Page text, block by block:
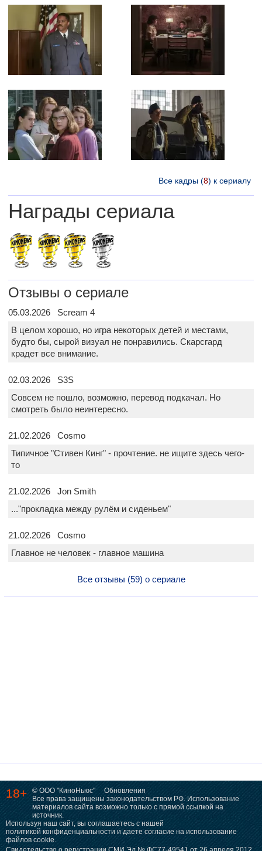
Все кадры (8) к сериалу
Награды сериала
Отзывы о сериале
05.03.2026 Scream 4
В целом хорошо, но игра некоторых детей и местами,
будто бы, сырой визуал не понравились. Скарсгард
крадет все внимание.
02.03.2026 S3S
Совсем не пошло, возможно, перевод подкачал. Но
смотреть было неинтересно.
21.02.2026 Cosmo
Типичное "Стивен Кинг" - прочтение. не ищите здесь чего-
то
21.02.2026 Jon Smith
..."прокладка между рулём и сиденьем"
21.02.2026 Cosmo
Главное не человек - главное машина
Все отзывы (59) о сериале
18+ © ООО "КиноНьюс"
Обновления
Все права защищены законодательством РФ. Использование
материалов сайта возможно только с прямой ссылкой на
источник.
Используя наш сайт, вы соглашаетесь с нашей
политикой конфиденциальности и даете согласие на использование
файлов cookie.